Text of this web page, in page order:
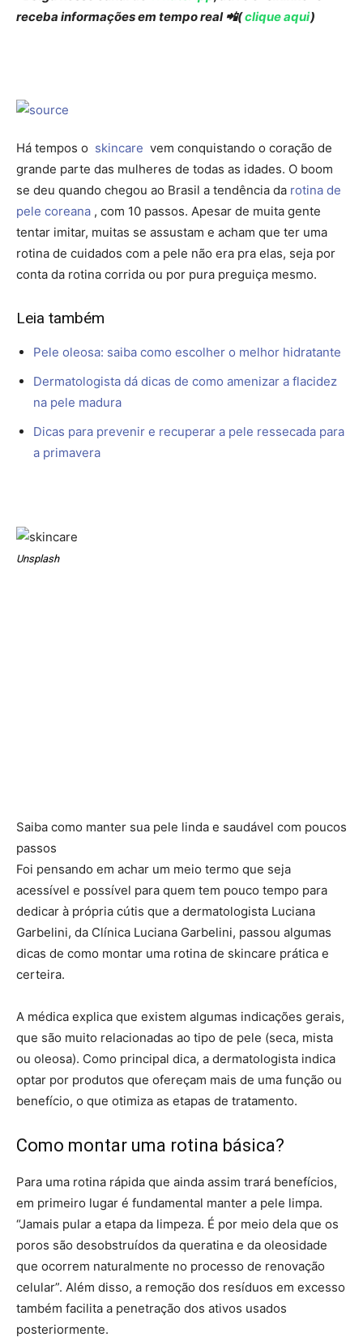
receba informações em tempo real 📲(clique aqui)
Há tempos o skincare vem conquistando o coração de
grande parte das mulheres de todas as idades. O boom
se deu quando chegou ao Brasil a tendência da rotina de
pele coreana , com 10 passos. Apesar de muita gente
tentar imitar, muitas se assustam e acham que ter uma
rotina de cuidados com a pele não era pra elas, seja por
conta da rotina corrida ou por pura preguiça mesmo.
Leia também
Pele oleosa: saiba como escolher o melhor hidratante
Dermatologista dá dicas de como amenizar a flacidez
na pele madura
Dicas para prevenir e recuperar a pele ressecada para
a primavera
Unsplash
Saiba como manter sua pele linda e saudável com poucos
passos
Foi pensando em achar um meio termo que seja
acessível e possível para quem tem pouco tempo para
dedicar à própria cútis que a dermatologista Luciana
Garbelini, da Clínica Luciana Garbelini, passou algumas
dicas de como montar uma rotina de skincare prática e
certeira.
A médica explica que existem algumas indicações gerais,
que são muito relacionadas ao tipo de pele (seca, mista
ou oleosa). Como principal dica, a dermatologista indica
optar por produtos que ofereçam mais de uma função ou
benefício, o que otimiza as etapas de tratamento.
Como montar uma rotina básica?
Para uma rotina rápida que ainda assim trará benefícios,
em primeiro lugar é fundamental manter a pele limpa.
“Jamais pular a etapa da limpeza. É por meio dela que os
poros são desobstruídos da queratina e da oleosidade
que ocorrem naturalmente no processo de renovação
celular”. Além disso, a remoção dos resíduos em excesso
também facilita a penetração dos ativos usados
posteriormente.